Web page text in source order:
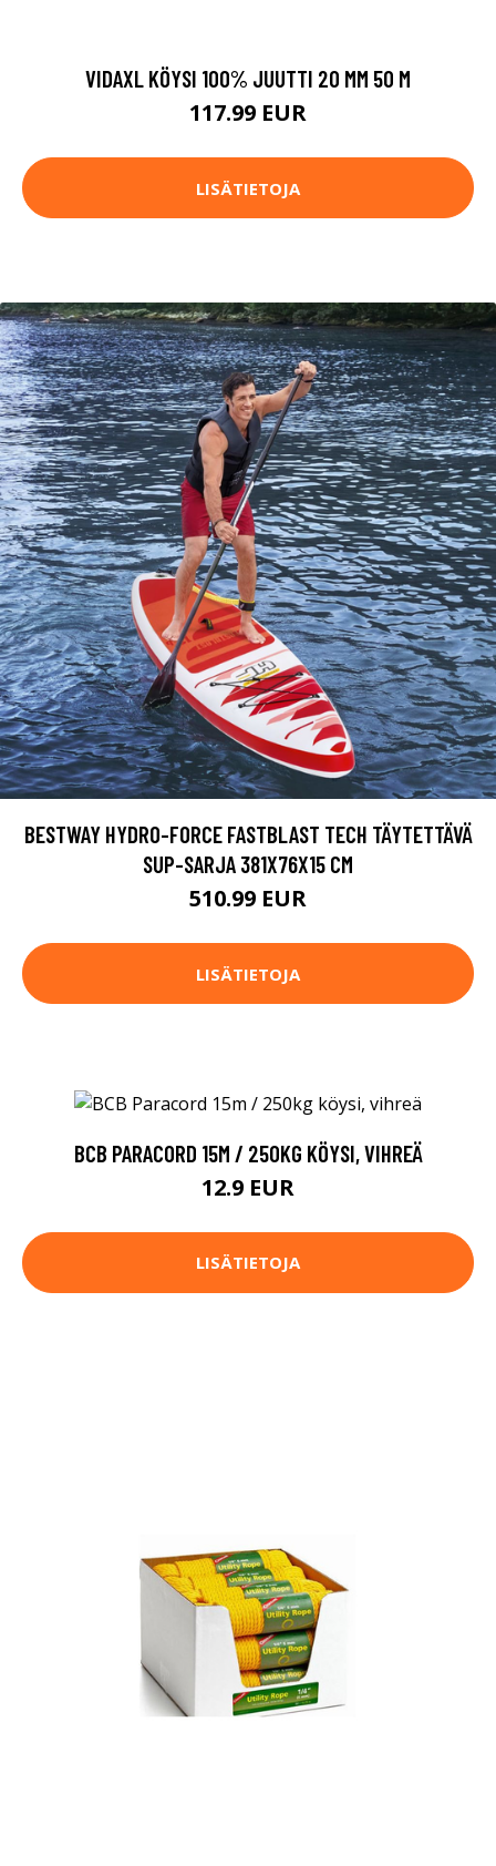
VIDAXL KÖYSI 100% JUUTTI 20 MM 50 M
117.99 EUR
LISÄTIETOJA
BESTWAY HYDRO-FORCE FASTBLAST TECH TÄYTETTÄVÄ
SUP-SARJA 381X76X15 CM
510.99 EUR
LISÄTIETOJA
BCB PARACORD 15M / 250KG KÖYSI, VIHREÄ
12.9 EUR
LISÄTIETOJA